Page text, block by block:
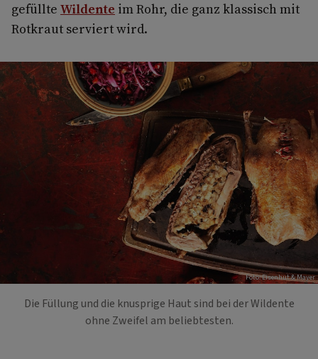
gefüllte Wildente im Rohr, die ganz klassisch mit
Rotkraut serviert wird.
Foto: Eisenhut & Mayer
Die Füllung und die knusprige Haut sind bei der Wildente
ohne Zweifel am beliebtesten.